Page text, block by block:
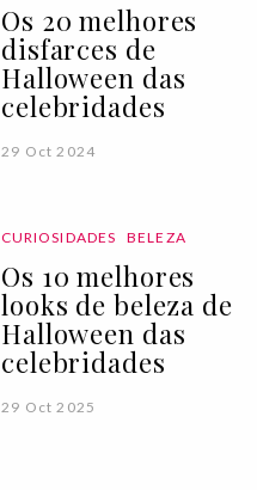
Os 20 melhores
disfarces de
Halloween das
celebridades
29 Oct 2024
CURIOSIDADES BELEZA
Os 10 melhores
looks de beleza de
Halloween das
celebridades
29 Oct 2025